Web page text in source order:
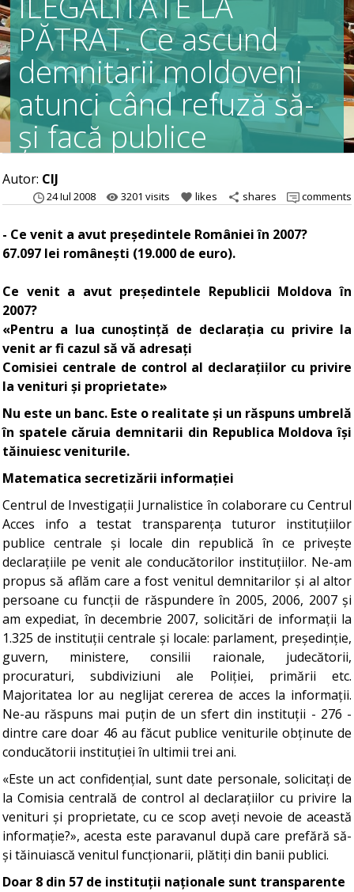
PĂTRAT. Ce ascund
demnitarii moldoveni
atunci când refuză să-
și facă publice
declarațiile pe avere?
Autor: CIJ
24 Iul 2008 remove_red_eye 3201 visits favorite likes share shares comments
- Ce venit a avut președintele României în 2007?
67.097 lei românești (19.000 de euro).
Ce venit a avut președintele Republicii Moldova în
2007?
«Pentru a lua cunoștință de declarația cu privire la
venit ar fi cazul să vă adresați
Comisiei centrale de control al declarațiilor cu privire
la venituri și proprietate»
Nu este un banc. Este o realitate și un răspuns umbrelă
în spatele căruia demnitarii din Republica Moldova își
tăinuiesc veniturile.
Matematica secretizării informației
Centrul de Investigații Jurnalistice în colaborare cu Centrul
Acces info a testat transparența tuturor instituțiilor
publice centrale și locale din republică în ce privește
declarațiile pe venit ale conducătorilor instituțiilor. Ne-am
propus să aflăm care a fost venitul demnitarilor și al altor
persoane cu funcții de răspundere în 2005, 2006, 2007 și
am expediat, în decembrie 2007, solicitări de informații la
1.325 de instituții centrale și locale: parlament, președinție,
guvern, ministere, consilii raionale, judecătorii,
procuraturi, subdiviziuni ale Poliției, primării etc.
Majoritatea lor au neglijat cererea de acces la informații.
Ne-au răspuns mai puțin de un sfert din instituții - 276 -
dintre care doar 46 au făcut publice veniturile obținute de
conducătorii instituției în ultimii trei ani.
«Este un act confidențial, sunt date personale, solicitați de
la Comisia centrală de control al declarațiilor cu privire la
venituri și proprietate, cu ce scop aveți nevoie de această
informație?», acesta este paravanul după care prefără să-
și tăinuiască venitul funcționarii, plătiți din banii publici.
Doar 8 din 57 de instituții naționale sunt transparente